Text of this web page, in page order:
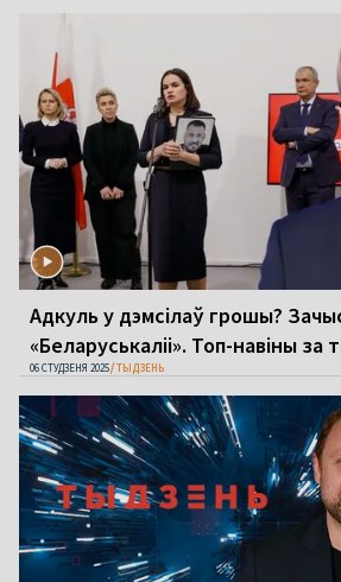
Адкуль у дэмсілаў грошы?
«Беларуськаліі». Топ-навіны за
06 СТУДЗЕНЯ 2025 ТЫДЗЕНЬ